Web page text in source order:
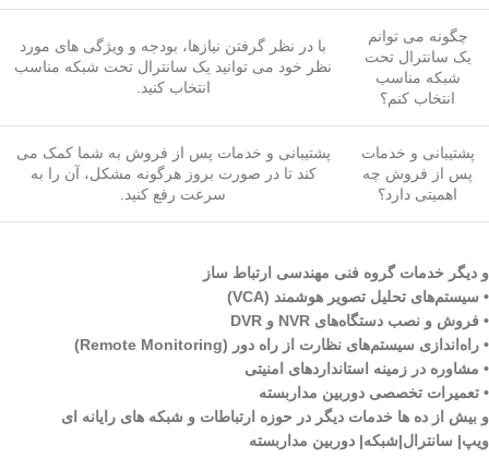
چگونه می توانم
یک سانترال تحت
شبکه مناسب
انتخاب کنم؟
با در نظر گرفتن نیازها، بودجه و ویژگی های مورد
نظر خود می توانید یک سانترال تحت شبکه مناسب
انتخاب کنید.
پشتیبانی و خدمات
پس از فروش چه
اهمیتی دارد؟
پشتیبانی و خدمات پس از فروش به شما کمک می
کند تا در صورت بروز هرگونه مشکل، آن را به
سرعت رفع کنید.
و دیگر خدمات گروه فنی مهندسی ارتباط ساز
• سیستم‌های تحلیل تصویر هوشمند (VCA)
• فروش و نصب دستگاه‌های NVR و DVR
• راه‌اندازی سیستم‌های نظارت از راه دور (Remote Monitoring)
• مشاوره در زمینه استانداردهای امنیتی
• تعمیرات تخصصی دوربین مداربسته
و بیش از ده ها خدمات دیگر در حوزه ارتباطات و شبکه های رایانه ای
ویپ| سانترال|شبکه| دوربین مداربسته